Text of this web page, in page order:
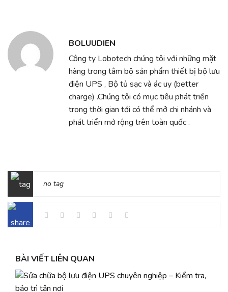
BOLUUDIEN
Công ty Lobotech chúng tôi với những mặt
hàng trong tâm bộ sản phẩm thiết bị bộ lưu
điện UPS , Bộ tủ sạc và ác uy (better
charge) .Chúng tôi có mục tiêu phát triển
trong thời gian tới có thể mở chi nhánh và
phát triển mở rộng trên toàn quốc .
no tag
BÀI VIẾT LIÊN QUAN